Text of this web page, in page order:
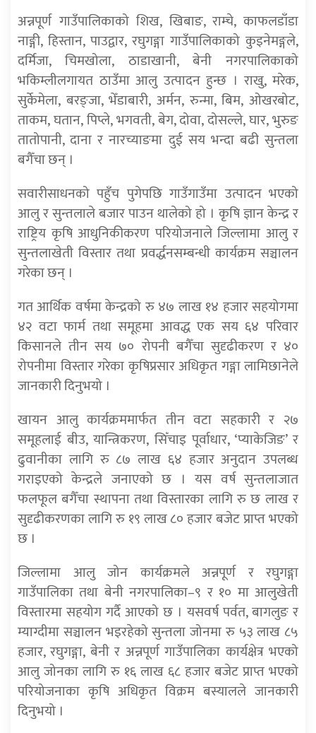
अन्नपूर्ण गाउँपालिकाको शिख, खिबाङ, राम्चे, काफलडाँडा
नाङ्गी, हिस्तान, पाउद्वार, रघुगङ्गा गाउँपालिकाको कुइनेमङ्गले,
दर्मिजा, चिमखोला, ठाडाखानी, बेनी नगरपालिकाको
भकिम्लीलगायत ठाउँमा आलु उत्पादन हुन्छ । राखु, मरेक,
सुर्केमेला, बरङ्जा, भेँडाबारी, अर्मन, रुन्मा, बिम, ओखरबोट,
ताकम, घतान, पिप्ले, भगवती, बेग, दोवा, दोसल्ले, घार, भुरुङ
तातोपानी, दाना र नारच्याङमा दुई सय भन्दा बढी सुन्तला
बगैँचा छन् ।
सवारीसाधनको पहुँच पुगेपछि गाउँगाउँमा उत्पादन भएको
आलु र सुन्तलाले बजार पाउन थालेको हो । कृषि ज्ञान केन्द्र र
राष्ट्रिय कृषि आधुनिकीकरण परियोजनाले जिल्लामा आलु र
सुन्तलाखेती विस्तार तथा प्रवर्द्धनसम्बन्धी कार्यक्रम सञ्चालन
गरेका छन् ।
गत आर्थिक वर्षमा केन्द्रको रु ४७ लाख १४ हजार सहयोगमा
४२ वटा फार्म तथा समूहमा आवद्ध एक सय ६४ परिवार
किसानले तीन सय ७० रोपनी बगैँचा सुदृढीकरण र ४०
रोपनीमा विस्तार गरेका कृषिप्रसार अधिकृत गङ्गा लामिछानेले
जानकारी दिनुभयो ।
खायन आलु कार्यक्रममार्फत तीन वटा सहकारी र २७
समूहलाई बीउ, यान्त्रिकरण, सिँचाइ पूर्वाधार, ‘प्याकेजिङ’ र
ढुवानीका लागि रु ८७ लाख ६४ हजार अनुदान उपलब्ध
गराइएको केन्द्रले जनाएको छ । यस वर्ष सुन्तलाजात
फलफूल बगैँचा स्थापना तथा विस्तारका लागि रु छ लाख र
सुदृढीकरणका लागि रु १९ लाख ८० हजार बजेट प्राप्त भएको
छ ।
जिल्लामा आलु जोन कार्यक्रमले अन्नपूर्ण र रघुगङ्गा
गाउँपालिका तथा बेनी नगरपालिका–९ र १० मा आलुखेती
विस्तारमा सहयोग गर्दै आएको छ । यसवर्ष पर्वत, बागलुङ र
म्याग्दीमा सञ्चालन भइरहेको सुन्तला जोनमा रु ५३ लाख ८५
हजार, रघुगङ्गा, बेनी र अन्नपूर्ण गाउँपालिका कार्यक्षेत्र भएको
आलु जोनका लागि रु १६ लाख ६८ हजार बजेट प्राप्त भएको
परियोजनाका कृषि अधिकृत विक्रम बस्यालले जानकारी
दिनुभयो ।